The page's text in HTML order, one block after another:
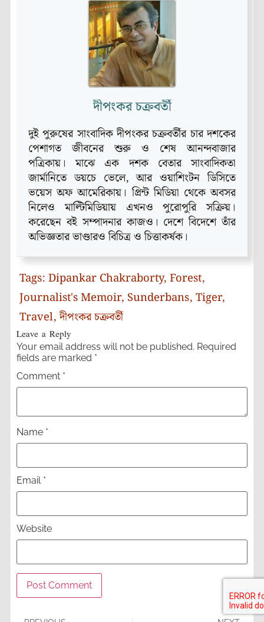
দীপংকর চক্রবর্তী
দুই পুরুষের সাংবাদিক দীপংকর চক্রবর্তীর চার দশকের
পেশাগত জীবনের শুরু ও শেষ আনন্দবাজার
পত্রিকায়। মাঝে এক দশক বেতার সাংবাদিকতা
জার্মানিতে ডয়চে ভেলে, আর ওয়াশিংটন ডিসিতে
ভয়েস অফ আমেরিকায়। প্রিন্ট মিডিয়া থেকে অবসর
নিলেও মাল্টিমিডিয়ায় এখনও পুরোপুরি সক্রিয়।
করেছেন বই সম্পাদনার কাজও। দেশে বিদেশে তাঁর
অভিজ্ঞতার ভাণ্ডারও বিচিত্র ও চিত্তাকর্ষক।
Tags: Dipankar Chakraborty, Forest,
Journalist's Memoir, Sunderbans, Tiger,
Travel,দীপংকর চক্রবর্তী
Leave a Reply
Your email address will not be published. Required
fields are marked *
Comment *
Name *
Email *
Website